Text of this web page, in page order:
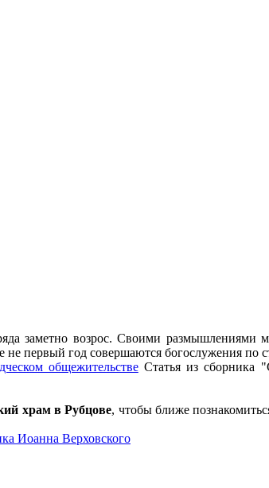
заметно возрос. Своими размышлениями
не первый год совершаются богослужения по
общежительстве Статья из сборника
храм в Рубцове, чтобы ближе
Иоанна Верховского